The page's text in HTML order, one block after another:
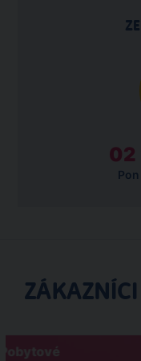
02